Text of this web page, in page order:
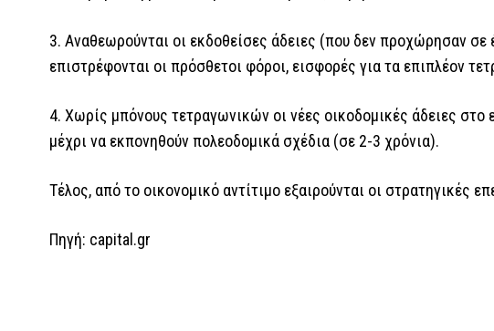
3. Αναθεωρούνται οι εκδοθείσες άδειες (που δεν προχώρησαν
επιστρέφονται οι πρόσθετοι φόροι, εισφορές για τα επιπλέον
4. Χωρίς μπόνους τετραγωνικών οι νέες οικοδομικές άδειες
μέχρι να εκπονηθούν πολεοδομικά σχέδια (σε 2-3 χρόνια).
Τέλος, από το οικονομικό αντίτιμο εξαιρούνται οι στρατηγικές
Πηγή: capital.gr